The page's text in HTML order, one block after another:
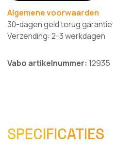
Algemene voorwaarden
30-dagen geld terug garantie
Verzending: 2-3 werkdagen
Vabo artikelnummer: 12935
SPECIFICATIES